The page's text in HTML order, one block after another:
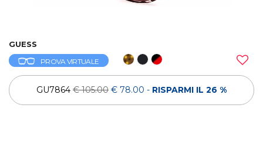
GUESS
PROVA VIRTUALE
GU7864 € 105.00 € 78.00 - RISPARMI IL 26 %